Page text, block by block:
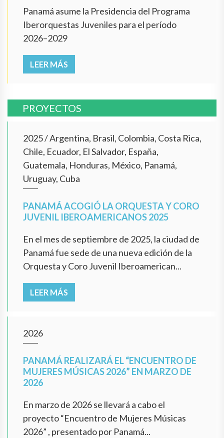
Panamá asume la Presidencia del Programa
Iberorquestas Juveniles para el período
2026–2029
LEER MÁS
PROYECTOS
2025/Argentina, Brasil, Colombia, Costa Rica,
Chile, Ecuador, El Salvador, España,
Guatemala, Honduras, México, Panamá,
Uruguay, Cuba
PANAMÁ ACOGIÓ LA ORQUESTA Y CORO
JUVENIL IBEROAMERICANOS 2025
En el mes de septiembre de 2025, la ciudad de
Panamá fue sede de una nueva edición de la
Orquesta y Coro Juvenil Iberoamerican...
LEER MÁS
2026
PANAMÁ REALIZARÁ EL “ENCUENTRO DE
MUJERES MÚSICAS 2026” EN MARZO DE
2026
En marzo de 2026 se llevará a cabo el
proyecto “Encuentro de Mujeres Músicas
2026” , presentado por Panamá...